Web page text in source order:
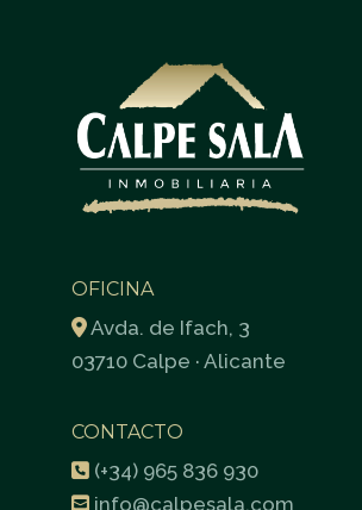
OFICINA
Avda. de Ifach, 3
03710 Calpe · Alicante
CONTACTO
(+34) 965 836 930
info@calpesala.com